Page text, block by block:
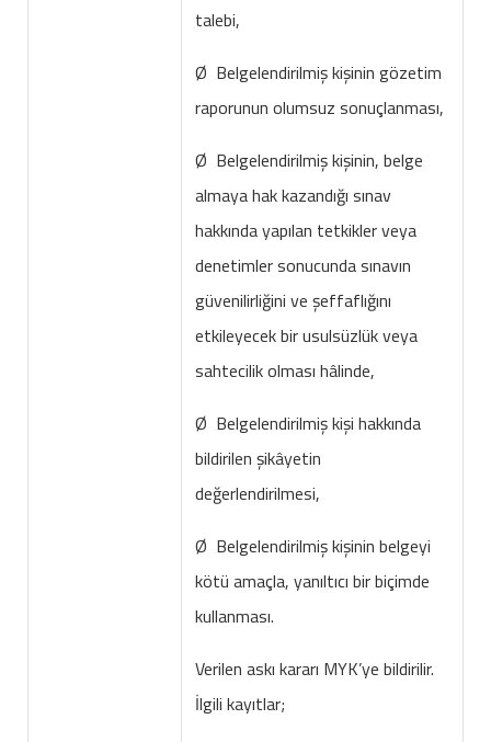
talebi,
Ø Belgelendirilmiş kişinin gözetim
raporunun olumsuz sonuçlanması,
Ø Belgelendirilmiş kişinin, belge
almaya hak kazandığı sınav
hakkında yapılan tetkikler veya
denetimler sonucunda sınavın
güvenilirliğini ve şeffaflığını
etkileyecek bir usulsüzlük veya
sahtecilik olması hâlinde,
Ø Belgelendirilmiş kişi hakkında
bildirilen şikâyetin
değerlendirilmesi,
Ø Belgelendirilmiş kişinin belgeyi
kötü amaçla, yanıltıcı bir biçimde
kullanması.
Verilen askı kararı MYK’ye bildirilir.
İlgili kayıtlar;